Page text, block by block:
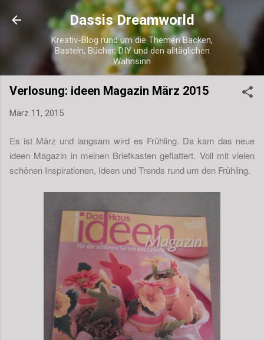
Direkt zum Hauptbereich
Dassis Dreamworld
Kreativ-Blog rund um die Themen Backen,
Basteln, Bücher, DIY und den alltäglichen
Wahnsinn
Verlosung: ideen Magazin März 2015
März 11, 2015
Es ist März und langsam wird es Frühling. Da kam das neue
ideen Magazin in meinen Briefkasten geflattert. Voll mit vielen
schönen Inspirationen, Ideen und Trends rund um den Frühling.